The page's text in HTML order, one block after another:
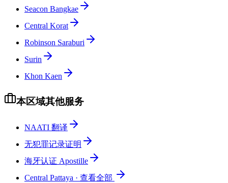
Seacon Bangkae
Central Korat
Robinson Saraburi
Surin
Khon Kaen
本区域其他服务
NAATI 翻译
无犯罪记录证明
海牙认证 Apostille
Central Pattaya · 查看全部